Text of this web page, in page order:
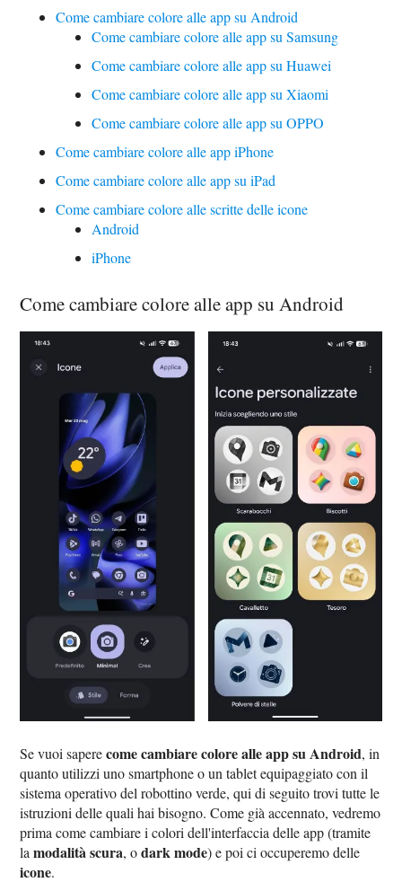
Come cambiare colore alle app su Android
Come cambiare colore alle app su Samsung
Come cambiare colore alle app su Huawei
Come cambiare colore alle app su Xiaomi
Come cambiare colore alle app su OPPO
Come cambiare colore alle app iPhone
Come cambiare colore alle app su iPad
Come cambiare colore alle scritte delle icone
Android
iPhone
Come cambiare colore alle app su Android
Se vuoi saperecome cambiare colore alle app su Android, in
quanto utilizzi uno smartphone o un tablet equipaggiato con il
sistema operativo del robottino verde, qui di seguito trovi tutte le
istruzioni delle quali hai bisogno. Come già accennato, vedremo
prima come cambiare i colori dell'interfaccia delle app (tramite
lamodalità scura, odark mode) e poi ci occuperemo delle
icone.